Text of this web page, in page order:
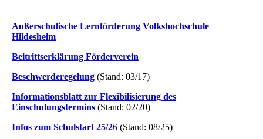
Außerschulische Lernförderung Volkshochschule
Hildesheim
Beitrittserklärung Förderverein
Beschwerderegelung (Stand: 03/17)
Informationsblatt zur Flexibilisierung des
Einschulungstermins (Stand: 02/20)
Infos zum Schulstart 25/26 (Stand: 08/25)